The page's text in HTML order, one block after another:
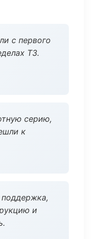
с первого
ТЗ.
серию,
к
и